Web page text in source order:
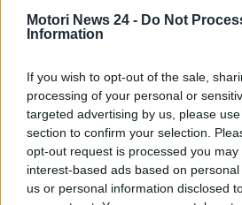
Motori News 24 - Do Not
Information
If you wish to opt-out of the sale,
processing of your personal or
targeted advertising by us, please
section to confirm your selection.
opt-out request is processed you may
interest-based ads based on
us or personal information disclosed
speciali. Secondo il geologo
formazione di questi laghi carsici è
plasmato unecosistema unico nel
Il Parco Nazionale dei Laghi di
luogo dibellezza visiva, ma
dibiodiversità. Oltre 22 specie
Legge sulla tutela della natura